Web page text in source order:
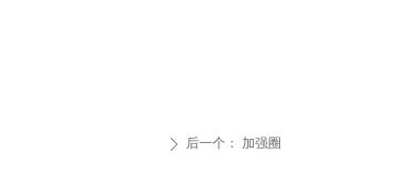
ꄲ 后一个： 加强圈